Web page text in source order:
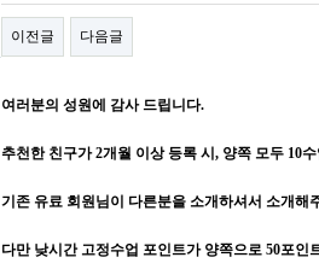
이전글 다음글
여러분의 성원에 감사 드립니다.
추천한 친구가 2개월 이상 등록 시, 양쪽 모두 10
기존 유료 회원님이 다른분을 소개하셔서 소개해
다만 낮시간 고정수업 포인트가 양쪽으로 50포인